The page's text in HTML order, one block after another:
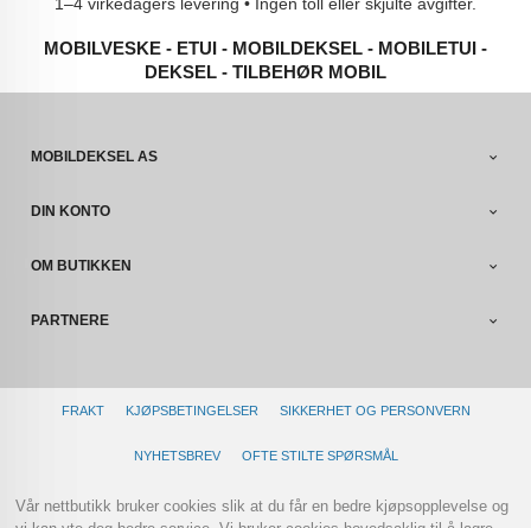
MOBILVESKE - ETUI - MOBILDEKSEL - MOBILETUI -
DEKSEL - TILBEHØR MOBIL
MOBILDEKSEL AS
DIN KONTO
OM BUTIKKEN
PARTNERE
FRAKT KJØPSBETINGELSER SIKKERHET OG PERSONVERN
NYHETSBREV OFTE STILTE SPØRSMÅL
Vår nettbutikk bruker cookies slik at du får en bedre kjøpsopplevelse og